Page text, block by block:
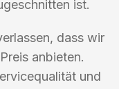
ist.
dass wir
anbieten.
und